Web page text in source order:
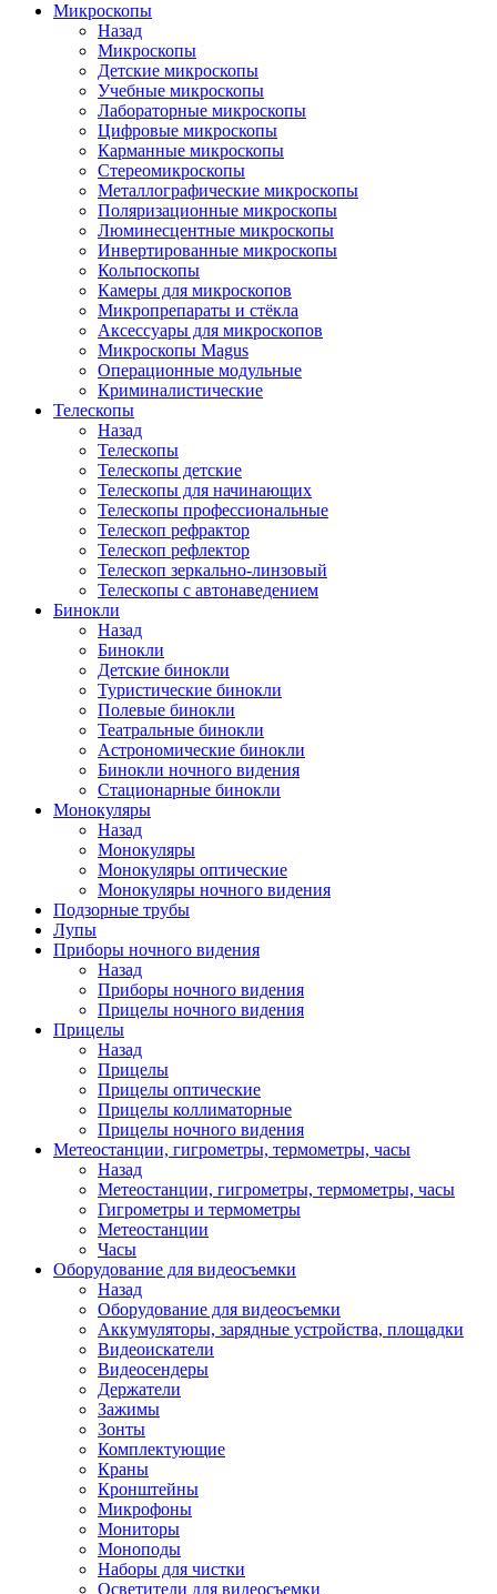
Микроскопы
Назад
Микроскопы
Детские микроскопы
Учебные микроскопы
Лабораторные микроскопы
Цифровые микроскопы
Карманные микроскопы
Стереомикроскопы
Металлографические микроскопы
Поляризационные микроскопы
Люминесцентные микроскопы
Инвертированные микроскопы
Кольпоскопы
Камеры для микроскопов
Микропрепараты и стёкла
Аксессуары для микроскопов
Микроскопы Magus
Операционные модульные
Криминалистические
Телескопы
Назад
Телескопы
Телескопы детские
Телескопы для начинающих
Телескопы профессиональные
Телескоп рефрактор
Телескоп рефлектор
Телескоп зеркально-линзовый
Телескопы с автонаведением
Бинокли
Назад
Бинокли
Детские бинокли
Туристические бинокли
Полевые бинокли
Театральные бинокли
Астрономические бинокли
Бинокли ночного видения
Стационарные бинокли
Монокуляры
Назад
Монокуляры
Монокуляры оптические
Монокуляры ночного видения
Подзорные трубы
Лупы
Приборы ночного видения
Назад
Приборы ночного видения
Прицелы ночного видения
Прицелы
Назад
Прицелы
Прицелы оптические
Прицелы коллиматорные
Прицелы ночного видения
Метеостанции, гигрометры, термометры, часы
Назад
Метеостанции, гигрометры, термометры, часы
Гигрометры и термометры
Метеостанции
Часы
Оборудование для видеосъемки
Назад
Оборудование для видеосъемки
Аккумуляторы, зарядные устройства, площадки
Видеоискатели
Видеосендеры
Держатели
Зажимы
Зонты
Комплектующие
Краны
Кронштейны
Микрофоны
Мониторы
Моноподы
Наборы для чистки
Осветители для видеосъемки